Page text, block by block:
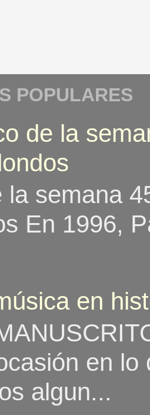
POPULARES
de la
la semana
En 1996,
en
en
algun...